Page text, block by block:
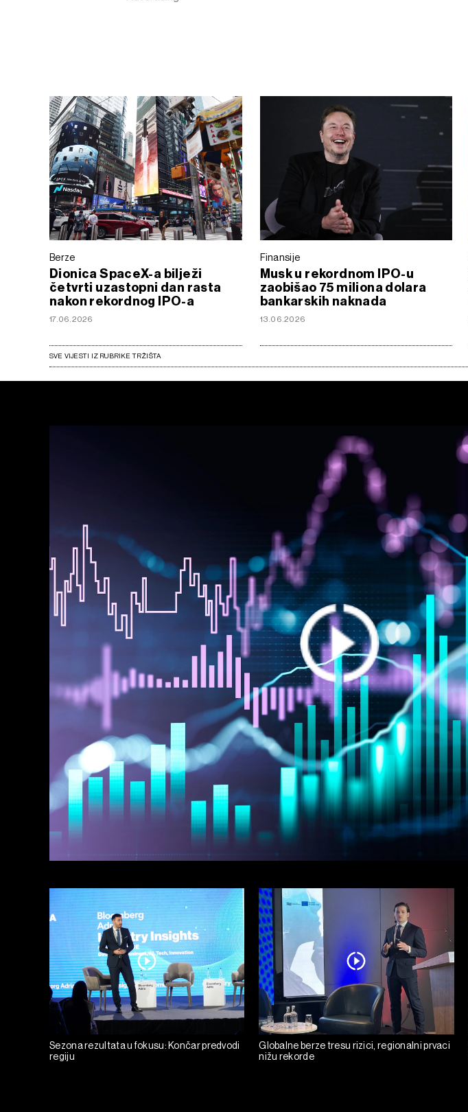
Berze
Dionica SpaceX-a bilježi
četvrti uzastopni dan rasta
nakon rekordnog IPO-a
17.06.2026
Finansije
Musk u rekordnom IPO-u
zaobišao 75 miliona dolara
bankarskih naknada
13.06.2026
SVE VIJESTI IZ RUBRIKE TRŽIŠTA
Sezona rezultata u fokusu: Končar predvodi
regiju
Globalne berze tresu rizici, regionalni prvaci
nižu rekorde